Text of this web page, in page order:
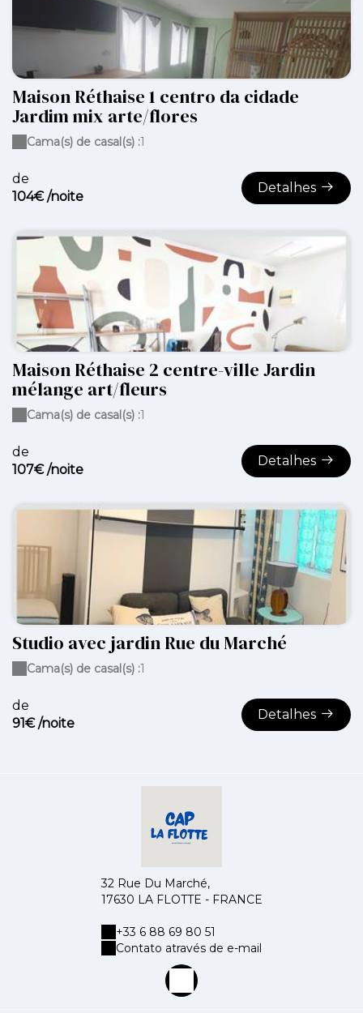
Maison Réthaise 1 centro da cidade
Jardim mix arte/flores
de
104€ /noite
Detalhes
Cama(s) de casal(s) :1
Maison Réthaise 2 centre-ville Jardin
mélange art/fleurs
de
107€ /noite
Detalhes
Cama(s) de casal(s) :1
Studio avec jardin Rue du Marché
de
91€ /noite
Detalhes
Cama(s) de casal(s) :1
32 Rue Du Marché,
17630 LA FLOTTE - FRANCE
+33 6 88 69 80 51
Contato através de e-mail